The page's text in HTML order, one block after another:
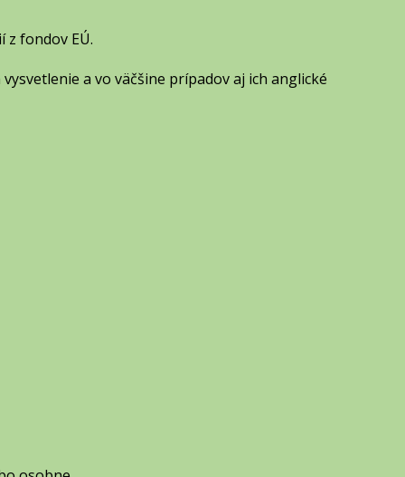
fondov EÚ.
a vo väčšine prípadov aj ich anglické